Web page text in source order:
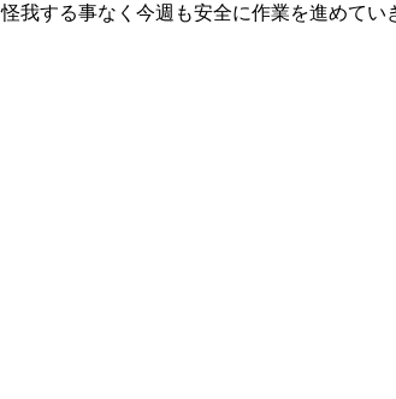
する事なく今週も安全に作業を進めてい